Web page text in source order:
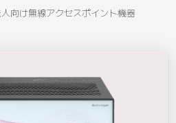
向け無線アクセスポイント機器